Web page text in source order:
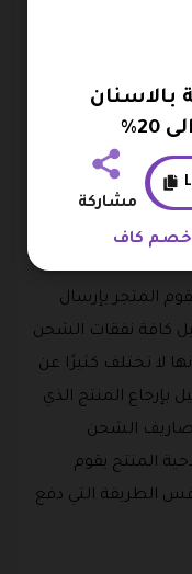
يتهافت بسببها
خلال أسبوع من
لجميع
مستعملة وداخل
المتجر بإرسال
كافة نفقات الشحن
لا تختلف كثيرًا عن
بإرجاع المنتج الذي
الشحن
المنتج يقوم
الطريقة التي دفع
بالاسنان
مشاركة
خصم كاف